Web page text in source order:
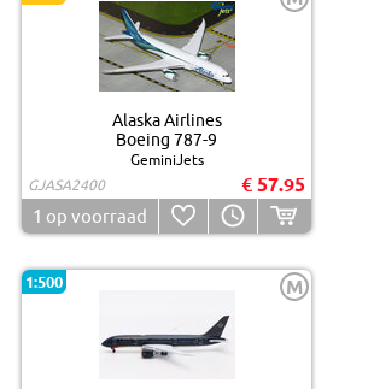
Alaska Airlines
Boeing 787-9
GeminiJets
GJASA2400
€ 57.95
1 op voorraad
1:500 M